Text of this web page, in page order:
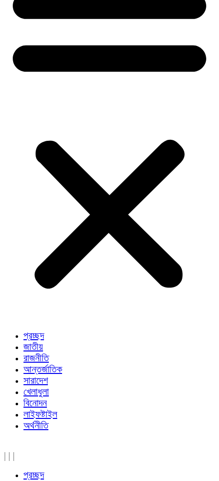
প্রচ্ছদ
জাতীয়
রাজনীতি
আন্তর্জাতিক
সারাদেশ
খেলাধুলা
বিনোদন
লাইফষ্টাইল
অর্থনীতি
| | |
প্রচ্ছদ